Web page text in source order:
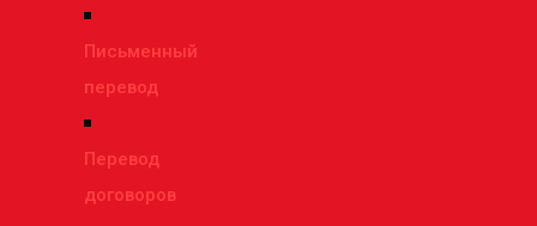
Письменный
перевод
Перевод
договоров